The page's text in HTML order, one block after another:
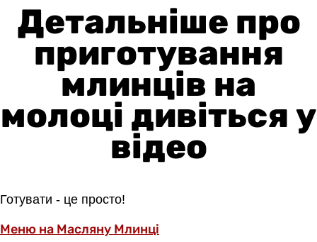
Детальніше про
приготування
млинців на
молоці дивіться у
відео
Готувати - це просто!
Меню на Масляну Млинці